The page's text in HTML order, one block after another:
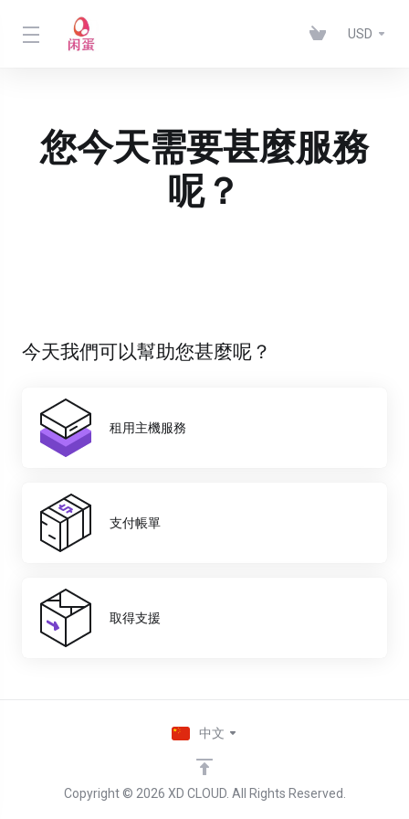
USD
您今天需要甚麼服務
呢？
今天我們可以幫助您甚麼呢？
租用主機服務
支付帳單
取得支援
Copyright © 2026 XD CLOUD. All Rights Reserved.
中文